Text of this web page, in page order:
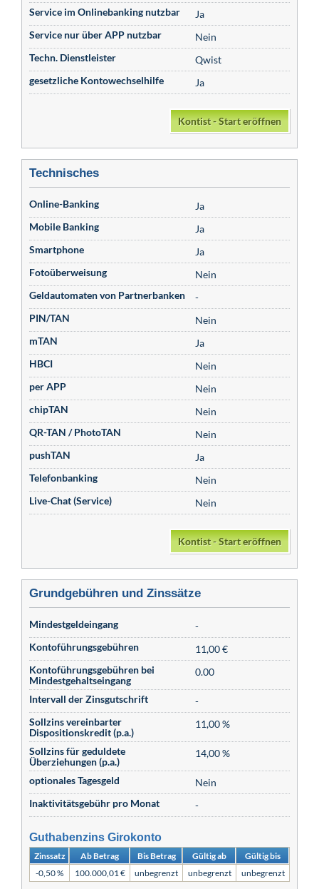
Service im Onlinebanking nutzbar
Ja
Service nur über APP nutzbar
Nein
Techn. Dienstleister
Qwist
gesetzliche Kontowechselhilfe
Ja
Kontist - Start eröffnen
Technisches
Online-Banking
Ja
Mobile Banking
Ja
Smartphone
Ja
Fotoüberweisung
Nein
Geldautomaten von Partnerbanken
-
PIN/TAN
Nein
mTAN
Ja
HBCI
Nein
per APP
Nein
chipTAN
Nein
QR-TAN / PhotoTAN
Nein
pushTAN
Ja
Telefonbanking
Nein
Live-Chat (Service)
Nein
Kontist - Start eröffnen
Grundgebühren und Zinssätze
Mindestgeldeingang
-
Kontoführungsgebühren
11,00 €
Kontoführungsgebühren bei
Mindestgehaltseingang
0.00
Intervall der Zinsgutschrift
-
Sollzins vereinbarter
Dispositionskredit (p.a.)
11,00 %
Sollzins für geduldete
Überziehungen (p.a.)
14,00 %
optionales Tagesgeld
Nein
Inaktivitätsgebühr pro Monat
-
Guthabenzins Girokonto
Zinssatz Ab Betrag Bis Betrag Gültig ab
Gültig bis
-0,50 %
100.000,01 € unbegrenzt unbegrenzt unbegrenzt